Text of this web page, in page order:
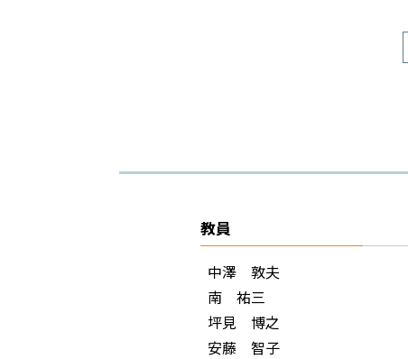
教員
中澤 敦夫
南 祐三
坪見 博之
安藤 智子